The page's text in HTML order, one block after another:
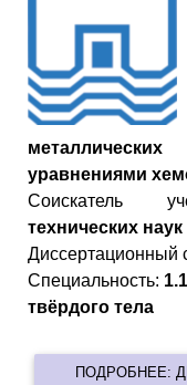
уравнениями
Cоискатель
технических наук
Диссертационный
Специальность:
твёрдого тела
ПОДРОБНЕЕ: